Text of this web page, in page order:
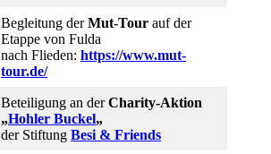
Begleitung derMut-Tour auf der
Etappe von Fulda
nach Flieden: https://www.mut-
tour.de/
Beteiligung an derCharity-Aktion
„Hohler Buckel„
der Stiftung Besi & Friends